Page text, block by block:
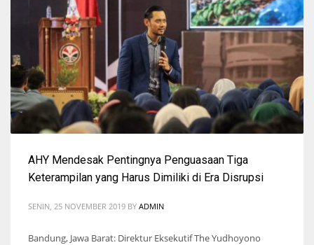
AHY Mendesak Pentingnya Penguasaan Tiga
Keterampilan yang Harus Dimiliki di Era Disrupsi
SENIN, 25 NOVEMBER 2019 BY ADMIN
Bandung, Jawa Barat: Direktur Eksekutif The Yudhoyono